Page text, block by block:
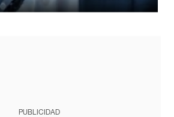
PUBLICIDAD